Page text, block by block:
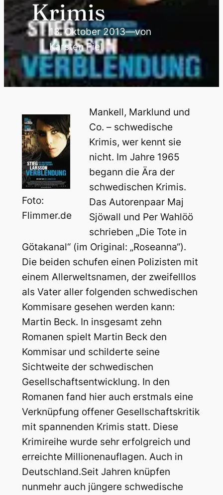
Krimis
13. Oktober 2013—von
Karsten Piel
Foto:
Flimmer.de
Mankell, Marklund und
Co. – schwedische
Krimis, wer kennt sie
nicht. Im Jahre 1965
begann die Ära der
schwedischen Krimis.
Das Autorenpaar Maj
Sjöwall und Per Wahlöö
schrieben „Die Tote in
Götakanal“ (im Original: „Roseanna“).
Die beiden schufen einen Polizisten mit
einem Allerweltsnamen, der zweifelllos
als Vater aller folgenden schwedischen
Kommisare gesehen werden kann:
Martin Beck. In insgesamt zehn
Romanen spielt Martin Beck den
Kommisar und schilderte seine
Sichtweite der schwedischen
Gesellschaftsentwicklung. In den
Romanen fand hier auch erstmals eine
Verknüpfung offener Gesellschaftskritik
mit spannenden Krimis statt. Diese
Krimireihe wurde sehr erfolgreich und
erreichte Millionenauflagen. Auch in
Deutschland.Seit Jahren knüpfen
nunmehr auch jüngere schwedische